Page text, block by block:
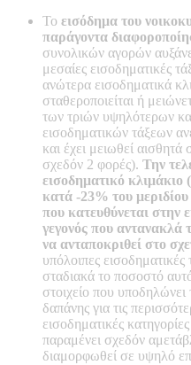
Το εισόδημα του
παράγοντα
συνολικών αγορών
μεσαίες εισοδηματικές
ανώτερα εισοδηματικά
σταθεροποιείται ή
των τριών υψηλότερων
εισοδηματικών τάξεων
και έχει μειωθεί
σχεδόν 2 φορές). Την
εισοδηματικό
κατά -23% του
που κατευθύνεται
γεγονός που αντανακλά
να ανταποκριθεί στο
υπόλοιπες
σταδιακά το ποσοστό
στοιχείο που υποδηλώνει
δαπάνης για τις
εισοδηματικές
παραμένει σχεδόν
διαμορφωθεί σε υψηλό